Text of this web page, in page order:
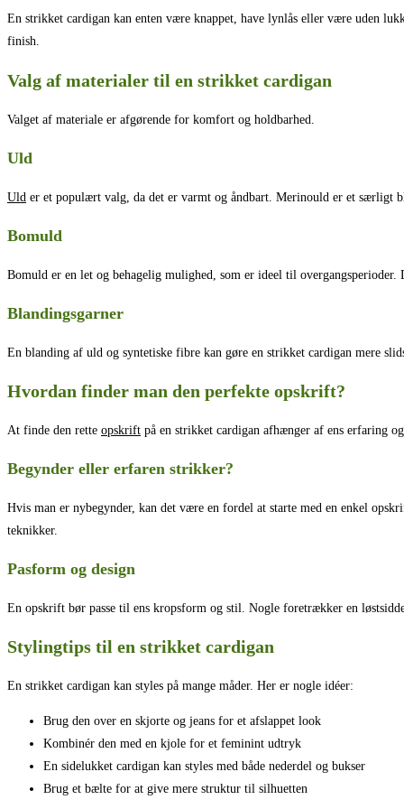
En strikket cardigan kan enten være knappet, have lynlås eller være uden
finish.
Valg af materialer til en strikket cardigan
Valget af materiale er afgørende for komfort og holdbarhed.
Uld
Uld er et populært valg, da det er varmt og åndbart. Merinould er et særligt
Bomuld
Bomuld er en let og behagelig mulighed, som er ideel til overgangsperioder.
Blandingsgarner
En blanding af uld og syntetiske fibre kan gøre en strikket cardigan mere
Hvordan finder man den perfekte opskrift?
At finde den rette opskrift på en strikket cardigan afhænger af ens erfaring
Begynder eller erfaren strikker?
Hvis man er nybegynder, kan det være en fordel at starte med en enkel
teknikker.
Pasform og design
En opskrift bør passe til ens kropsform og stil. Nogle foretrækker en
Stylingtips til en strikket cardigan
En strikket cardigan kan styles på mange måder. Her er nogle idéer:
Brug den over en skjorte og jeans for et afslappet look
Kombinér den med en kjole for et feminint udtryk
En sidelukket cardigan kan styles med både nederdel og bukser
Brug et bælte for at give mere struktur til silhuetten